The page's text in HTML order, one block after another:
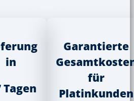
in
Tagen
Garantierte
für
Platinkunden